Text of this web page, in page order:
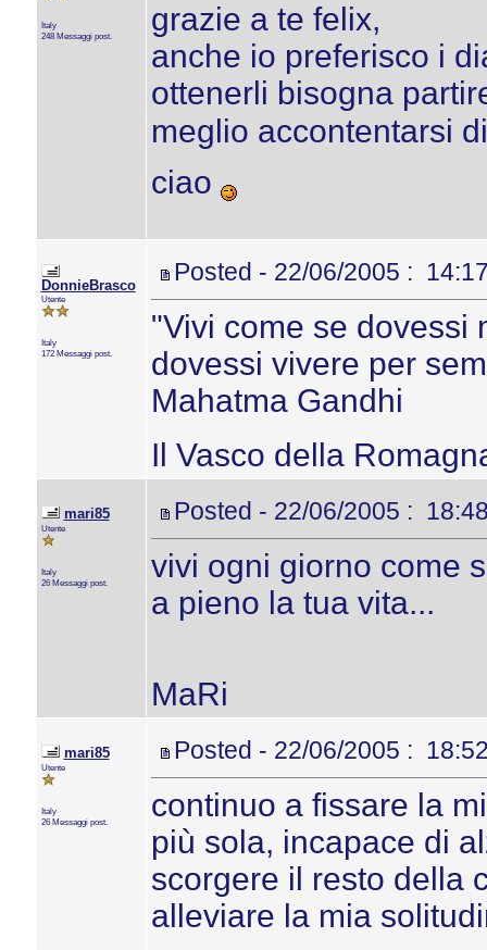
Italy
248 Messaggi post.
grazie a te felix,
anche io preferisco i
ottenerli bisogna
meglio accontentarsi
ciao
DonnieBrasco
Utente
Italy
172 Messaggi post.
Posted - 22/06/2005 :
"Vivi come se dovessi
dovessi vivere per
Mahatma Gandhi
Il Vasco della
mari85
Utente
Italy
26 Messaggi post.
Posted - 22/06/2005 :
vivi ogni giorno come
a pieno la tua vita...
MaRi
mari85
Utente
Italy
26 Messaggi post.
Posted - 22/06/2005 :
continuo a fissare la
più sola, incapace di
scorgere il resto della
alleviare la mia